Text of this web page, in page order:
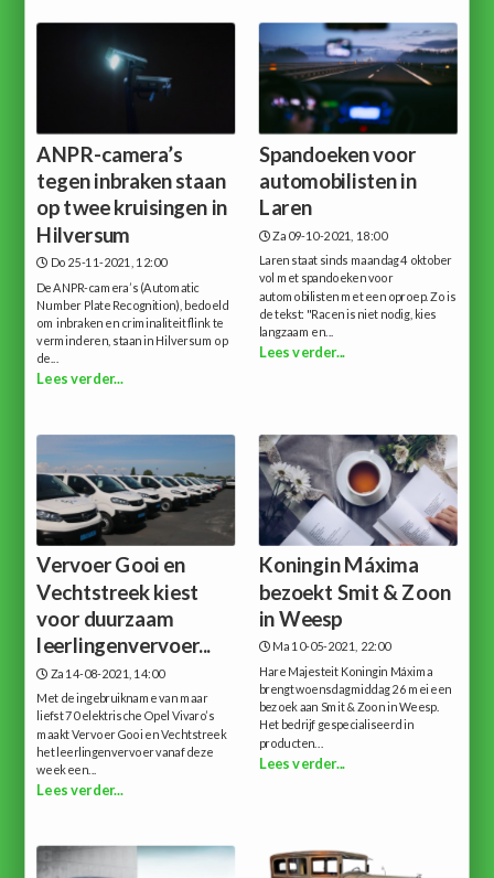
ANPR-camera’s
tegen inbraken staan
op twee kruisingen in
Hilversum
Do 25-11-2021, 12:00
De ANPR-camera’s (Automatic
Number Plate Recognition), bedoeld
om inbraken en criminaliteit flink te
verminderen, staan in Hilversum op
de...
Lees verder...
Spandoeken voor
automobilisten in
Laren
Za 09-10-2021, 18:00
Laren staat sinds maandag 4 oktober
vol met spandoeken voor
automobilisten met een oproep. Zo is
de tekst: "Racen is niet nodig, kies
langzaam en...
Lees verder...
Vervoer Gooi en
Vechtstreek kiest
voor duurzaam
leerlingenvervoer...
Za 14-08-2021, 14:00
Met de ingebruikname van maar
liefst 70 elektrische Opel Vivaro’s
maakt Vervoer Gooi en Vechtstreek
het leerlingenvervoer vanaf deze
week een...
Lees verder...
Koningin Máxima
bezoekt Smit & Zoon
in Weesp
Ma 10-05-2021, 22:00
Hare Majesteit Koningin Máxima
brengt woensdagmiddag 26 mei een
bezoek aan Smit & Zoon in Weesp.
Het bedrijf gespecialiseerd in
producten...
Lees verder...